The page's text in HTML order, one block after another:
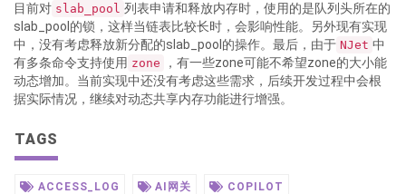
目前对 slab_pool 列表申请和释放内存时，使用的是队列头所在的
slab_pool的锁，这样当链表比较长时，会影响性能。另外现有实现
中，没有考虑释放新分配的slab_pool的操作。最后，由于 NJet 中
有多条命令支持使用 zone
，有一些zone可能不希望zone的大小能
动态增加。当前实现中还没有考虑这些需求，后续开发过程中会根
据实际情况，继续对动态共享内存功能进行增强。
TAGS
ACCESS_LOG AI网关 COPILOT